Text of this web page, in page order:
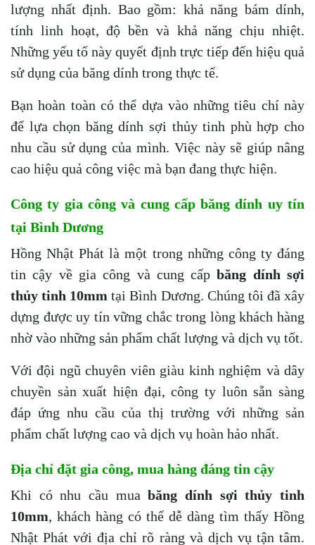
lượng nhất định. Bao gồm: khả năng bám dính,
tính linh hoạt, độ bền và khả năng chịu nhiệt.
Những yếu tố này quyết định trực tiếp đến hiệu quả
sử dụng của băng dính trong thực tế.
Bạn hoàn toàn có thể dựa vào những tiêu chí này
để lựa chọn băng dính sợi thủy tinh phù hợp cho
nhu cầu sử dụng của mình. Việc này sẽ giúp nâng
cao hiệu quả công việc mà bạn đang thực hiện.
Công ty gia công và cung cấp băng dính uy tín
tại Bình Dương
Hồng Nhật Phát là một trong những công ty đáng
tin cậy về gia công và cung cấpbăng dính sợi
thủy tinh 10mm tại Bình Dương. Chúng tôi đã xây
dựng được uy tín vững chắc trong lòng khách hàng
nhờ vào những sản phẩm chất lượng và dịch vụ tốt.
Với đội ngũ chuyên viên giàu kinh nghiệm và dây
chuyền sản xuất hiện đại, công ty luôn sẵn sàng
đáp ứng nhu cầu của thị trường với những sản
phẩm chất lượng cao và dịch vụ hoàn hảo nhất.
Địa chỉ đặt gia công, mua hàng đáng tin cậy
Khi có nhu cầu muabăng dính sợi thủy tinh
10mm, khách hàng có thể dễ dàng tìm thấy Hồng
Nhật Phát với địa chỉ rõ ràng và dịch vụ tận tâm.